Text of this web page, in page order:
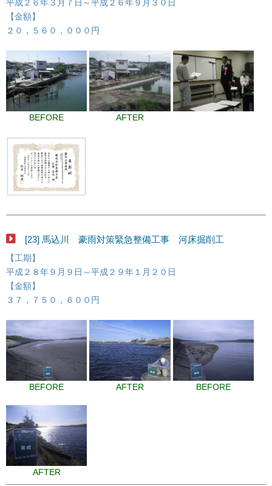
平成２６年３月７日～平成２６年９月３０日
【金額】
２０，５６０，０００円
BEFORE AFTER
[23] 馬込川 豪雨対策緊急整備工事 河床掘削工
【工期】
平成２８年９月９日～平成２９年１月２０日
【金額】
３７，７５０，６００円
BEFORE AFTER BEFORE
AFTER